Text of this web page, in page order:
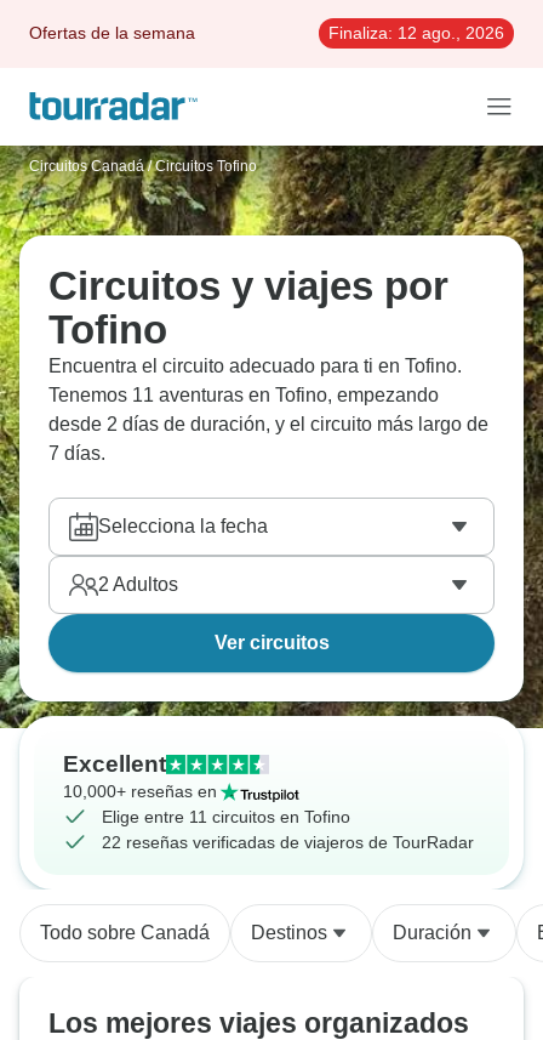
Ofertas de la semana Finaliza: 12 ago., 2026
Circuitos Canadá / Circuitos Tofino
Circuitos y viajes por
Tofino
Encuentra el circuito adecuado para ti en Tofino.
Tenemos 11 aventuras en Tofino, empezando
desde 2 días de duración, y el circuito más largo de
7 días.
Selecciona la fecha
2 Adultos
Ver circuitos
Excellent
10,000+ reseñas en
Elige entre 11 circuitos en Tofino
22 reseñas verificadas de viajeros de TourRadar
Todo sobre Canadá Destinos Duración
Los mejores viajes organizados